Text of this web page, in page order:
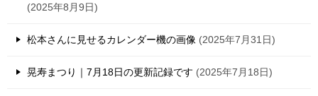
2025年8月9日
松本さんに見せるカレンダー機の画像 2025年7月31日
晃寿まつり｜7月18日の更新記録です 2025年7月18日